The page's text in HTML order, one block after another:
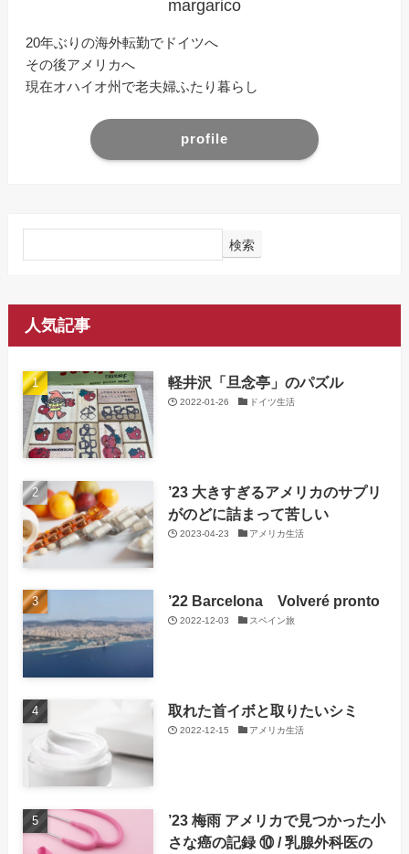
margarico
20年ぶりの海外転勤でドイツへ
その後アメリカへ
現在オハイオ州で老夫婦ふたり暮らし
profile
検索
人気記事
軽井沢「旦念亭」のパズル
2022-01-26 ドイツ生活
’23 大きすぎるアメリカのサプリ
がのどに詰まって苦しい
2023-04-23 アメリカ生活
’22 Barcelona Volveré pronto
2022-12-03 スペイン旅
取れた首イボと取りたいシミ
2022-12-15 アメリカ生活
’23 梅雨 アメリカで見つかった小
さな癌の記録 ⑩ / 乳腺外科医の